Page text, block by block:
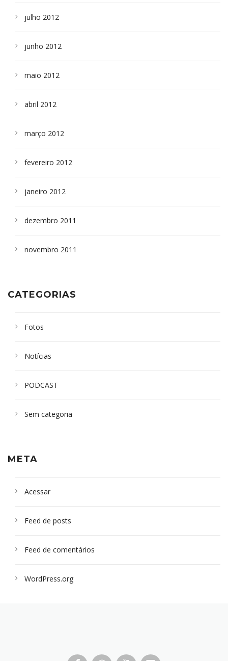
julho 2012
junho 2012
maio 2012
abril 2012
março 2012
fevereiro 2012
janeiro 2012
dezembro 2011
novembro 2011
CATEGORIAS
Fotos
Notícias
PODCAST
Sem categoria
META
Acessar
Feed de posts
Feed de comentários
WordPress.org